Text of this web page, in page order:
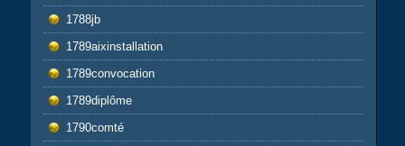
1788jb
1789aixinstallation
1789convocation
1789diplôme
1790comté